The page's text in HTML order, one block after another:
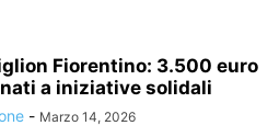
Fiorentino: 3.500 euro
a iniziative solidali
- Marzo 14, 2026